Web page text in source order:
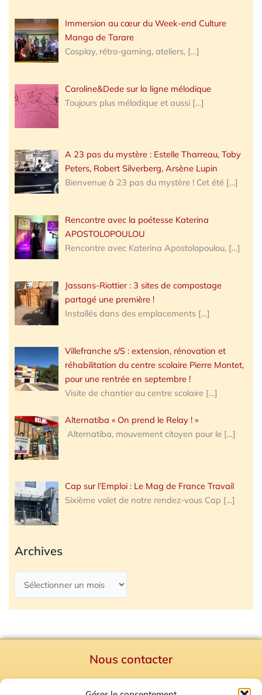
Immersion au cœur du Week-end Culture
Manga de Tarare
Cosplay, rétro-gaming, ateliers, […]
Caroline&Dede sur la ligne mélodique
Toujours plus mélodique et aussi […]
A 23 pas du mystère : Estelle Tharreau, Toby
Peters, Robert Silverberg, Arsène Lupin
Bienvenue à 23 pas du mystère ! Cet été […]
Rencontre avec la poétesse Katerina
APOSTOLOPOULOU
Rencontre avec Katerina Apostolopoulou, […]
Jassans-Riottier : 3 sites de compostage
partagé une première !
Installés dans des emplacements […]
Villefranche s/S : extension, rénovation et
réhabilitation du centre scolaire Pierre Montet,
pour une rentrée en septembre !
Visite de chantier au centre scolaire […]
Alternatiba « On prend le Relay ! »
Alternatiba, mouvement citoyen pour le […]
Cap sur l’Emploi : Le Mag de France Travail
Sixième volet de notre rendez-vous Cap […]
Archives
Nous contacter